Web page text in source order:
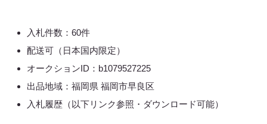
入札件数：60件
配送可（日本国内限定）
オークションID：b1079527225
出品地域：福岡県 福岡市早良区
入札履歴（以下リンク参照・ダウンロード可能）